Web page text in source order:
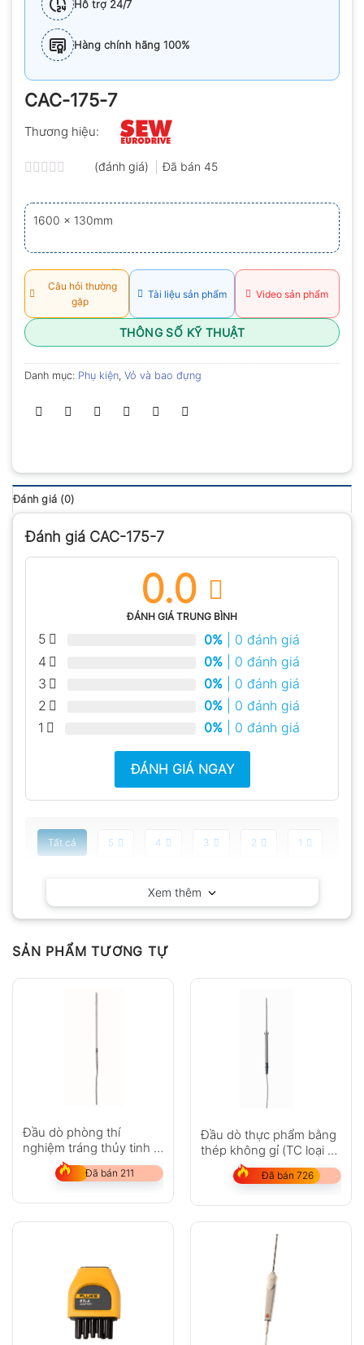
Hỗ trợ 24/7
Hàng chính hãng 100%
CAC-175-7
Thương hiệu:
xếp
hạng
0.0
5
sao
(đánh giá) Đã bán 45
1600 x 130mm
Câu hỏi thường
gặp
Tài liệu sản phẩm Video sản phẩm
THÔNG SỐ KỸ THUẬT
Danh mục: Phụ kiện, Vỏ và bao đựng
Đánh giá (0)
Đánh giá CAC-175-7
0.0
ĐÁNH GIÁ TRUNG BÌNH
5 0% | 0 đánh giá
4
0% | 0 đánh giá
3
0% | 0 đánh giá
2
0% | 0 đánh giá
1
0% | 0 đánh giá
ĐÁNH GIÁ NGAY
Tất cả 5 4 3 2 1
Chưa có đánh giá nào.
Xem thêm
SẢN PHẨM TƯƠNG TỰ
Đầu dò phòng thí
nghiệm tráng thủy tinh –
với cảm biến nhiệt độ
Đã bán 211
Đầu dò thực phẩm bằng
thép không gỉ (TC loại T)
– với cáp PUR
Đã bán 726